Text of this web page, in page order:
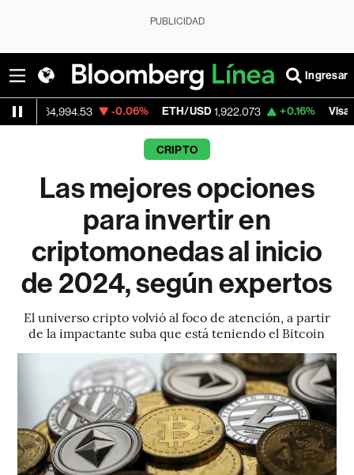
PUBLICIDAD
Ingresar
64,994.53 -0.06% ETH/USD 1,922.073 +0.16% Visa 362.50
CRIPTO
Las mejores opciones
para invertir en
criptomonedas al inicio
de 2024, según expertos
El universo cripto volvió al foco de atención, a partir
de la impactante suba que está teniendo el Bitcoin